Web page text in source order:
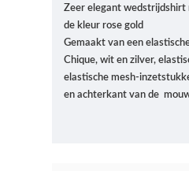
Zeer elegant wedstrijdshirt
de kleur rose gold
Gemaakt van een
Chique, wit en zilver,
elastische mesh-
en achterkant van de